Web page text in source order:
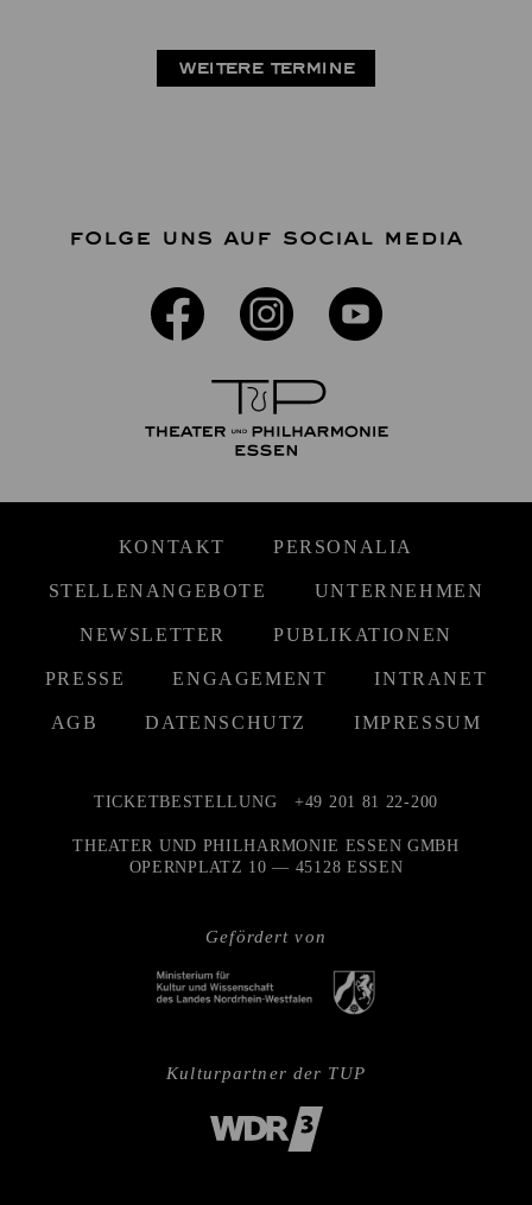
WEITERE TERMINE
FOLGE UNS AUF SOCIAL MEDIA
KONTAKT PERSONALIA
STELLENANGEBOTE UNTERNEHMEN
NEWSLETTER PUBLIKATIONEN
PRESSE ENGAGEMENT INTRANET
AGB DATENSCHUTZ IMPRESSUM
Gefördert von
TICKETBESTELLUNG +49 201 81 22-200
THEATER UND PHILHARMONIE ESSEN GMBH
OPERNPLATZ 10 — 45128 ESSEN
Kulturpartner der TUP